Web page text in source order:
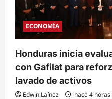
ECONOMÍA
Honduras inicia
con Gafilat para
lavado de activos
Edwin Laínez hace 4 horas